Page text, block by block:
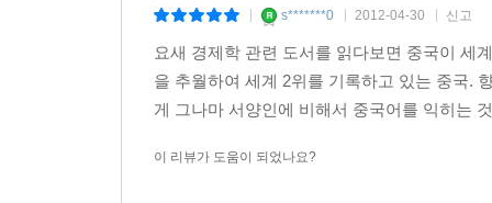
s*******0 2012-04-30 신고
요새 경제학 관련 도서를 읽다보면 중국이 세
을 추월하여 세계 2위를 기록하고 있는 중국.
게 그나마 서양인에 비해서 중국어를 익히는
이 리뷰가 도움이 되었나요?